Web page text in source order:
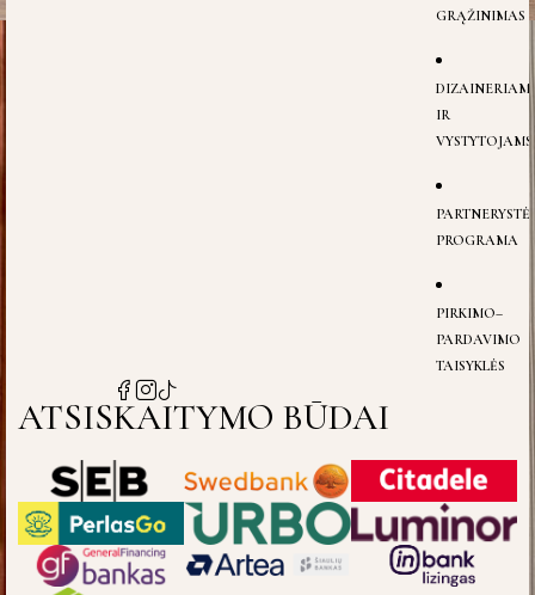
GRĄŽINIMAS
IR
VYSTYTOJAMS
PROGRAMA
PIRKIMO–
PARDAVIMO
TAISYKLĖS
ATSISKAITYMO BŪDAI